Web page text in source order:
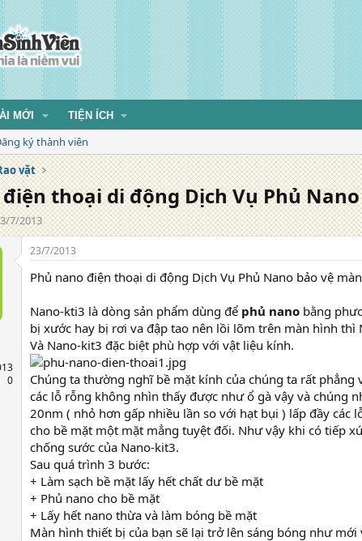
MỚI TIỆN ÍCH
ký thành viên
vặt
thoại di động Dịch Vụ Phủ
7/2013
0
23/7/2013
Phủ nano điện thoại di động Dịch Vụ Phủ Nano bảo vệ
Nano-kti3 là dòng sản phẩm dùng để phủ nano bằng
bị xước hay bị rơi va đập tao nên lồi lõm trên màn hình
Và Nano-kit3 đặc biệt phù hợp với vật liệu kính.
Chúng ta thường nghĩ bề mặt kính của chúng ta rất
các lỗ rỗng không nhìn thấy được như ổ gà vậy và chúng
20nm ( nhỏ hơn gấp nhiều lần so với hạt bụi ) lấp đầy
cho bề mặt một mặt mẳng tuyệt đối. Như vậy khi có tiếp
chống sước của Nano-kit3.
Sau quá trình 3 bước:
+ Làm sạch bề mặt lấy hết chất dư bề mặt
+ Phủ nano cho bề mặt
+ Lấy hết nano thừa và làm bóng bề mặt
Màn hình thiết bị của bạn sẽ lại trở lên sáng bóng như